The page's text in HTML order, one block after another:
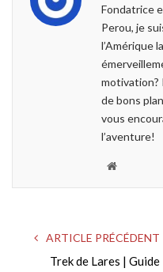
Fondatrice
Perou, je
l’Amérique
motivation?
de bons
vous
l’aventure!
W
i
t
ARTICLE PRÉCÉDENT
Trek de Lares | Guide